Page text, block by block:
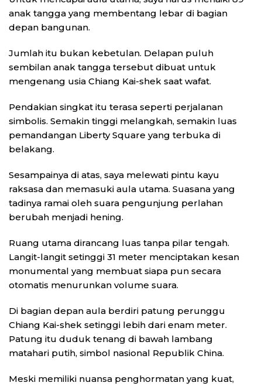
anak tangga yang membentang lebar di bagian
depan bangunan.
Jumlah itu bukan kebetulan. Delapan puluh
sembilan anak tangga tersebut dibuat untuk
mengenang usia Chiang Kai-shek saat wafat.
Pendakian singkat itu terasa seperti perjalanan
simbolis. Semakin tinggi melangkah, semakin luas
pemandangan Liberty Square yang terbuka di
belakang.
Sesampainya di atas, saya melewati pintu kayu
raksasa dan memasuki aula utama. Suasana yang
tadinya ramai oleh suara pengunjung perlahan
berubah menjadi hening.
Ruang utama dirancang luas tanpa pilar tengah.
Langit-langit setinggi 31 meter menciptakan kesan
monumental yang membuat siapa pun secara
otomatis menurunkan volume suara.
Di bagian depan aula berdiri patung perunggu
Chiang Kai-shek setinggi lebih dari enam meter.
Patung itu duduk tenang di bawah lambang
matahari putih, simbol nasional Republik China.
Meski memiliki nuansa penghormatan yang kuat,